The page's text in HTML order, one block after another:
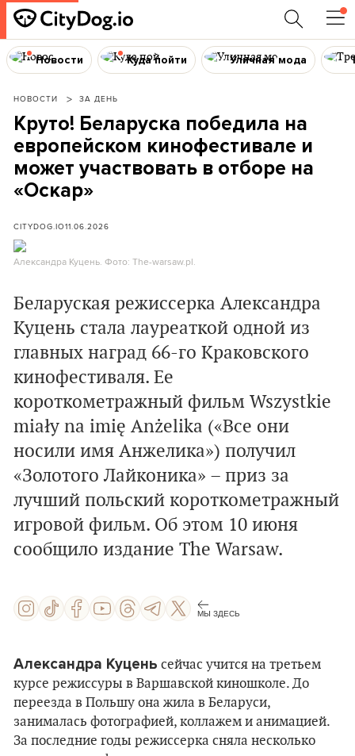
Новости Куда пойти Уличная мода
НОВОСТИ ЗА ДЕНЬ
Круто! Беларуска победила на
европейском кинофестивале и
может участвовать в отборе на
«Оскар»
CITYDOG.IO11.06.2026
Александра Куцень. Фото: The-warsaw.pl.
Беларуская режиссерка Александра
Куцень стала лауреаткой одной из
главных наград 66-го Краковского
кинофестиваля. Ее
короткометражный фильм Wszystkie
miały na imię Anżelika («Все они
носили имя Анжелика») получил
«Золотого Лайконика» – приз за
лучший польский короткометражный
игровой фильм. Об этом 10 июня
сообщило издание The Warsaw.
МЫ ЗДЕСЬ
Александра Куцень сейчас учится на третьем
курсе режиссуры в Варшавской киношколе. До
переезда в Польшу она жила в Беларуси,
занималась фотографией, коллажем и анимацией.
За последние годы режиссерка сняла несколько